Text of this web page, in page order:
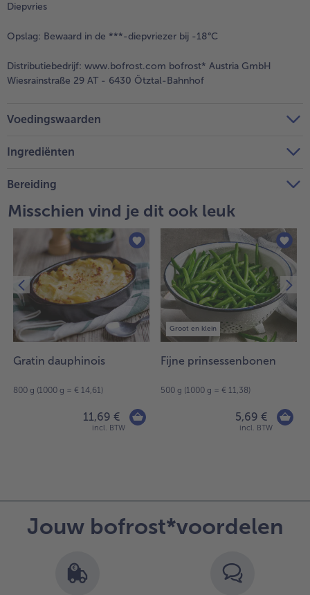
Diepvries
Opslag: Bewaard in de ***-diepvriezer bij -18°C
Distributiebedrijf: www.bofrost.com bofrost* Austria GmbH
Wiesrainstraße 29 AT - 6430 Ötztal-Bahnhof
Voedingswaarden
Ingrediënten
Bereiding
Misschien vind je dit ook leuk
Gratin dauphinois
800 g (1000 g = € 14,61)
11,69 €
incl. BTW
Groot en klein
Fijne prinsessenbonen
500 g (1000 g = € 11,38)
5,69 €
incl. BTW
Jouw bofrost*voordelen